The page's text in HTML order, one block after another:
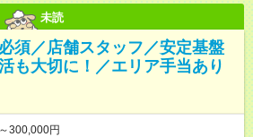
未読
須／店舗スタッフ／安定基盤
も大切に！／エリア手当あり
300,000円